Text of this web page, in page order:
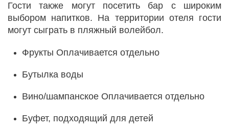
Гости также могут посетить бар с широким
выбором напитков. На территории отеля гости
могут сыграть в пляжный волейбол.
Фрукты Оплачивается отдельно
Бутылка воды
Вино/шампанское Оплачивается отдельно
Буфет, подходящий для детей